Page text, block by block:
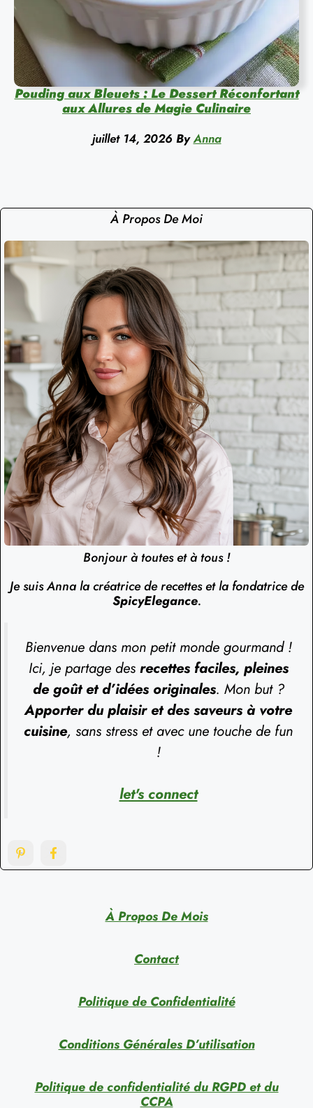
Pouding aux Bleuets : Le Dessert Réconfortant
aux Allures de Magie Culinaire
juillet 14, 2026 By Anna
À Propos De Moi
Bonjour à toutes et à tous !
Je suis Anna la créatrice de recettes et la fondatrice de
SpicyElegance.
Bienvenue dans mon petit monde gourmand !
Ici, je partage des recettes faciles, pleines
de goût et d’idées originales. Mon but ?
Apporter du plaisir et des saveurs à votre
cuisine, sans stress et avec une touche de fun
!
let's connect
À Propos De Mois
Contact
Politique de Confidentialité
Conditions Générales D’utilisation
Politique de confidentialité du RGPD et du
CCPA